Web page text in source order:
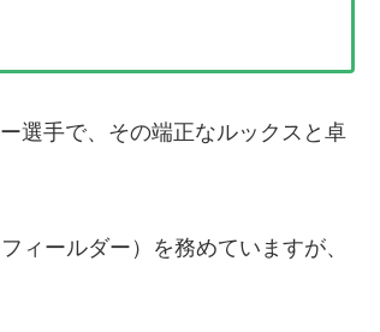
選手で、その端正なルックスと卓
ィールダー）を務めていますが、